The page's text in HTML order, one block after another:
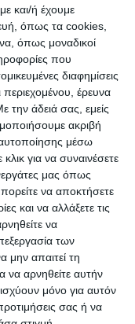
και/ή έχουμε
όπως τα cookies,
όπως μοναδικοί
που
διαφημίσεις
περιεχομένου, έρευνα
την άδειά σας, εμείς
ακριβή
μέσω
για να συναινέσετε
μας όπως
να αποκτήσετε
και να αλλάξετε τις
να
των
μην απαιτεί τη
να αρνηθείτε αυτήν
μόνο για αυτόν
σας ή να
έκθεση των
παραμονή σε
μεσημεριανές
και
έχει ήδη
δήλωσε
της
ότι με δίαιτα,